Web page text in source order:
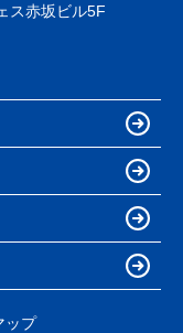
ス赤坂ビル5F
ップ